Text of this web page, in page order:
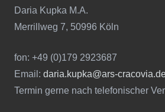
Daria Kupka M.A.
Merrillweg 7, 50996 Köln
fon: +49 (0)179 2923687
Email: daria.kupka@ars-
Termin gerne nach telefonischer